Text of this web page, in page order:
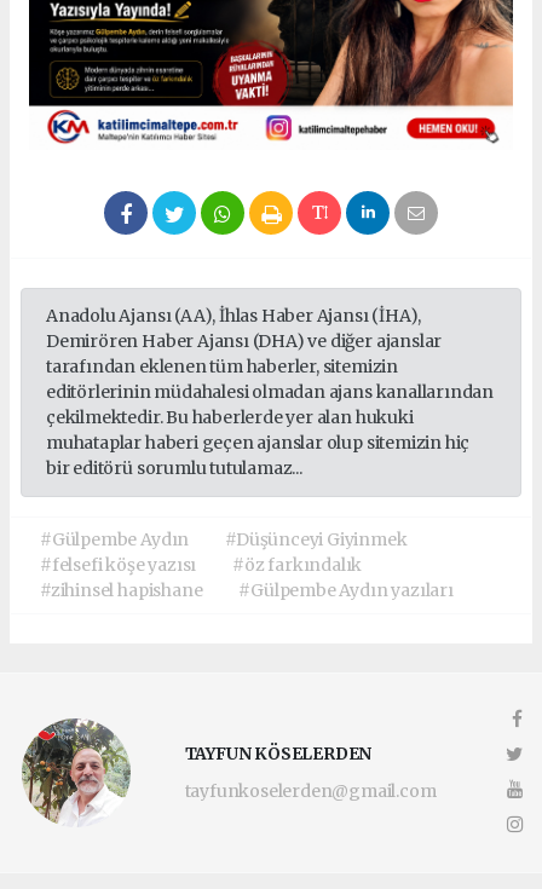
Anadolu Ajansı (AA), İhlas Haber Ajansı (İHA),
Demirören Haber Ajansı (DHA) ve diğer ajanslar
tarafından eklenen tüm haberler, sitemizin
editörlerinin müdahalesi olmadan ajans kanallarından
çekilmektedir. Bu haberlerde yer alan hukuki
muhataplar haberi geçen ajanslar olup sitemizin hiç
bir editörü sorumlu tutulamaz...
#Gülpembe Aydın
#Düşünceyi Giyinmek
#felsefi köşe yazısı
#öz farkındalık
#zihinsel hapishane
#Gülpembe Aydın yazıları
TAYFUN KÖSELERDEN
tayfunkoselerden@gmail.com